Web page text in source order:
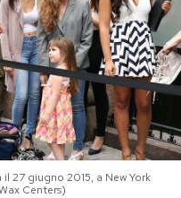
27 giugno 2015, a New York
Centers)